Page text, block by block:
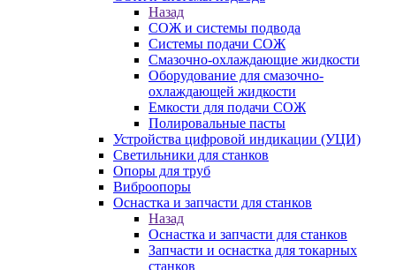
Назад
СОЖ и системы подвода
Системы подачи СОЖ
Смазочно-охлаждающие жидкости
Оборудование для смазочно-
охлаждающей жидкости
Емкости для подачи СОЖ
Полировальные пасты
Устройства цифровой индикации (УЦИ)
Светильники для станков
Опоры для труб
Виброопоры
Оснастка и запчасти для станков
Назад
Оснастка и запчасти для станков
Запчасти и оснастка для токарных
станков